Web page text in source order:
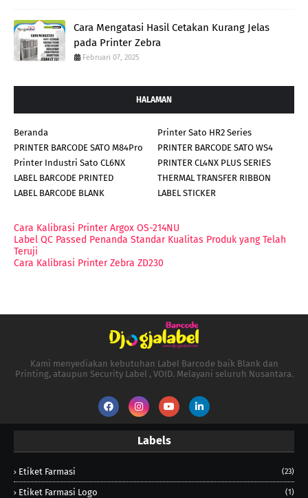
Cara Mengatasi Hasil Cetakan Kurang Jelas
pada Printer Zebra
Februari 07, 2025
HALAMAN
Beranda
Printer Sato HR2 Series
PRINTER BARCODE SATO M84Pro
PRINTER BARCODE SATO WS4
Printer Industri Sato CL6NX
PRINTER CL4NX PLUS SERIES
LABEL BARCODE PRINTED
THERMAL TRANSFER RIBBON
LABEL BARCODE BLANK
LABEL STICKER
Cara Kalibrasi Printer Argox OS-214NU
Label QC Passed Penanda Standar Kualitas Produk yang Telah
Teruji
Cara Kalibrasi Printer Zebra ZD230
Kami menyediakan kebutuhan Label Barcode baik Blank dan
Printing, ataupun Security Label , VOID. Melayani seluruh Nusantara.
Labels
Etiket Farmasi (23)
Etiket Farmasi Logo (1)